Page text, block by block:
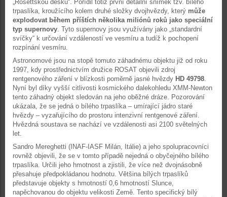
„Rosettskou desku“. Pořídil totiž první detailní snímek tzv. bílého
trpaslíka, kroužícího kolem druhé složky dvojhvězdy, který může
explodovat během příštích několika miliónů roků jako speciální
typ supernovy. Tyto supernovy jsou využívány jako „standardní
svíčky“ k určování vzdáleností ve vesmíru a tudíž k pochopení
rozpínání vesmíru.
Astronomové jsou na stopě tomuto záhadnému objektu již od roku
1997, kdy prostřednictvím družice ROSAT objevili zdroj
rentgenového záření v blízkosti poměrně jasné hvězdy HD 49798.
Nyní byl díky vyšší citlivosti kosmického dalekohledu XMM-Newton
tento záhadný objekt sledován na jeho oběžné dráze. Pozorování
ukázala, že se jedná o bílého trpaslíka – umírající jádro staré
hvězdy – vyzařujícího do prostoru intenzivní rentgenové záření.
Hvězdná soustava se nachází ve vzdálenosti asi 2100 světelných
let.
Sandro Mereghetti (INAF-IASF Milán, Itálie) a jeho spolupracovníci
rovněž objevili, že se v tomto případě nejedná o obyčejného bílého
trpaslíka. Určili jeho hmotnost a zjistili, že více než dvojnásobně
přesahuje předpokládanou hodnotu. Většina bílých trpaslíků
představuje objekty s hmotností 0,6 hmotností Slunce,
napěchovanou do objektu velikosti Země. Tento specifický bílý